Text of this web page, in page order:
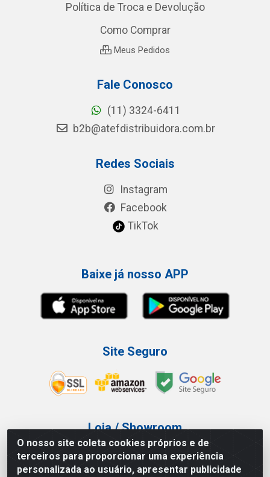
O nosso site coleta cookies próprios e de
terceiros para proporcionar uma experiência
personalizada ao usuário, apresentar publicidade
Política de Troca e Devolução
Como Comprar
Meus Pedidos
Fale Conosco
(11) 3324-6411
b2b@atefdistribuidora.com.br
Redes Sociais
Instagram
Facebook
TikTok
Baixe já nosso APP
Site Seguro
Loja / Showroom
Tel.: (11) 3227-0546
Av Vautier, 587/597 - Pari - São Paulo/SP